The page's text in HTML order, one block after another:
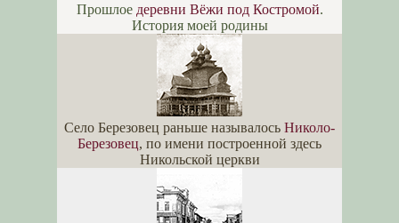
Прошлое деревни Вёжи под Костромой.
История моей родины
Село Березовец раньше называлось Николо-
Березовец, по имени построенной здесь
Никольской церкви